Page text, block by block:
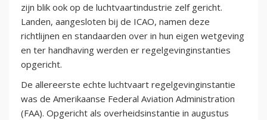
zijn blik ook op de luchtvaartindustrie zelf gericht.
Landen, aangesloten bij de ICAO, namen deze
richtlijnen en standaarden over in hun eigen wetgeving
en ter handhaving werden er regelgevinginstanties
opgericht.
De allereerste echte luchtvaart regelgevinginstantie
was de Amerikaanse Federal Aviation Administration
(FAA). Opgericht als overheidsinstantie in augustus